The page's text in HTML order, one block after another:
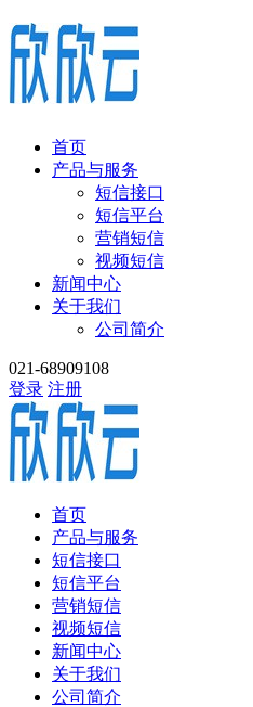
首页
产品与服务
短信接口
短信平台
营销短信
视频短信
新闻中心
关于我们
公司简介
021-68909108
登录 注册
首页
产品与服务
短信接口
短信平台
营销短信
视频短信
新闻中心
关于我们
公司简介